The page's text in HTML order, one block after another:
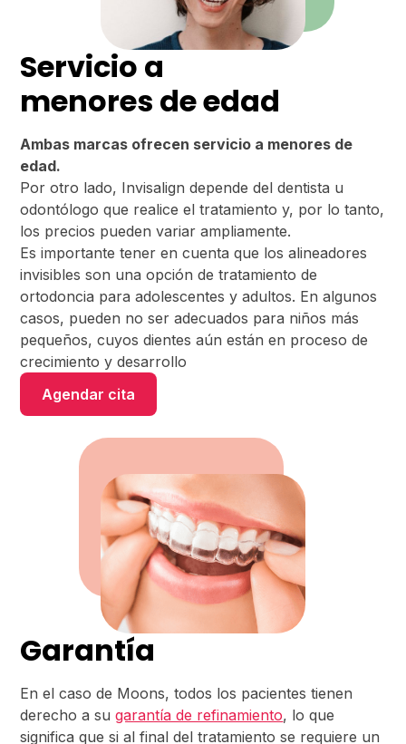
Servicio a
menores de edad
Ambas marcas ofrecen servicio a menores de
edad.
Por otro lado, Invisalign depende del dentista u
odontólogo que realice el tratamiento y, por lo tanto,
los precios pueden variar ampliamente.
Es importante tener en cuenta que los alineadores
invisibles son una opción de tratamiento de
ortodoncia para adolescentes y adultos. En algunos
casos, pueden no ser adecuados para niños más
pequeños, cuyos dientes aún están en proceso de
crecimiento y desarrollo
Agendar cita
Garantía
En el caso de Moons, todos los pacientes tienen
derecho a sugarantía de refinamiento, lo que
significa que si al final del tratamiento se requiere un